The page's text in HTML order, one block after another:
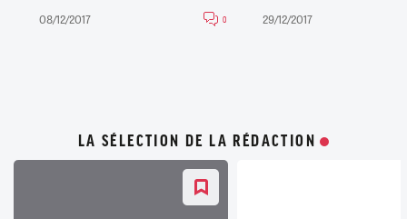
08/12/2017 0 29/12/2017
LA SÉLECTION DE LA RÉDACTION